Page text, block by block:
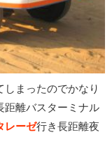
まったのでかなり
距離バスターミナル
レーゼ行き長距離夜